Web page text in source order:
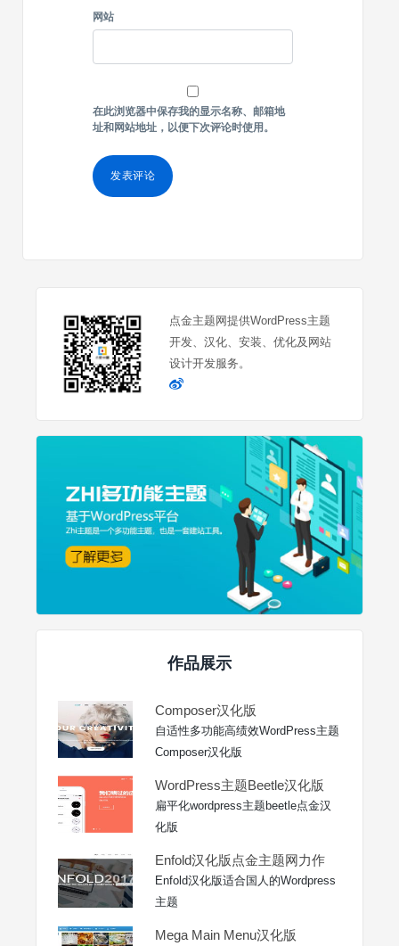
网站
在此浏览器中保存我的显示名称、邮箱地
址和网站地址，以便下次评论时使用。
点金主题网提供WordPress主题
开发、汉化、安装、优化及网站
设计开发服务。
作品展示
Composer汉化版
自适性多功能高绩效WordPress主题
Composer汉化版
WordPress主题Beetle汉化版
扁平化wordpress主题beetle点金汉
化版
Enfold汉化版点金主题网力作
Enfold汉化版适合国人的Wordpress
主题
Mega Main Menu汉化版